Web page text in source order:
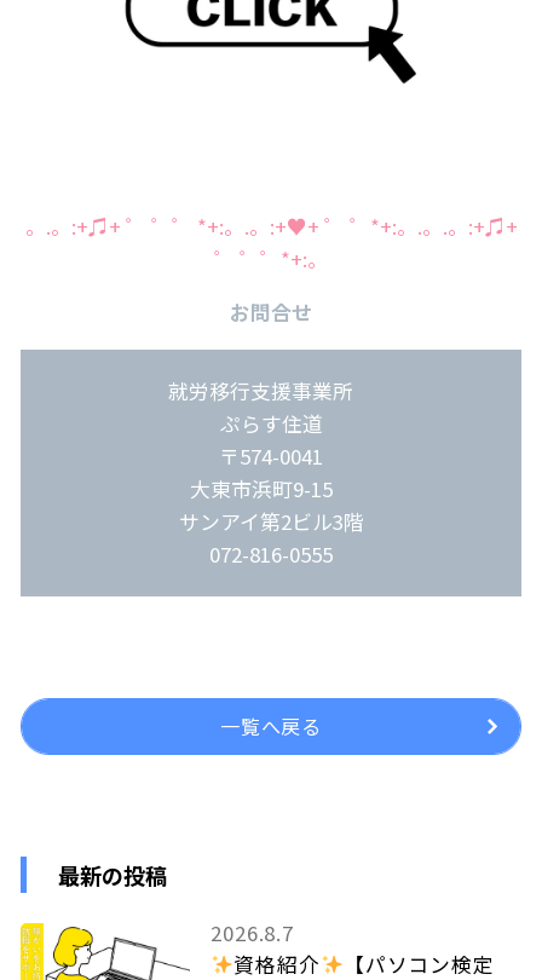
。.。:+♫+ ゜ ゜゜ *+:。.。:+♥+ ゜ ゜*+:。.。.。:+♫+
゜ ゜゜*+:。
お問合せ
就労移行支援事業所
ぷらす住道
〒574-0041
大東市浜町9-15
サンアイ第2ビル3階
072-816-0555
一覧へ戻る
最新の投稿
2026.8.7
資格紹介
【パソコン検定